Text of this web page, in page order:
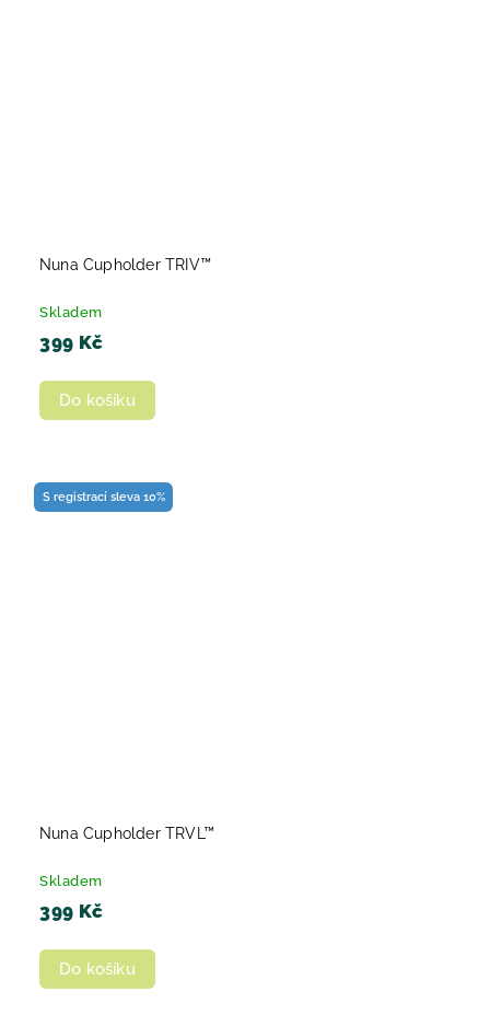
Nuna Cupholder TRIV™
Skladem
399 Kč
Do košíku
S registrací sleva 10%
Nuna Cupholder TRVL™
Skladem
399 Kč
Do košíku